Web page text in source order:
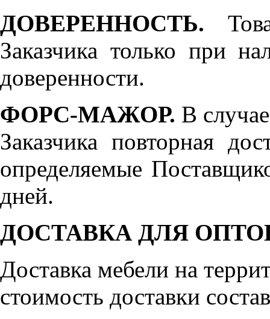
ДОВЕРЕННОСТЬ.
Заказчика только при
доверенности.
ФОРС-МАЖОР. В
Заказчика повторная
определяемые
дней.
ДОСТАВКА ДЛЯ
Доставка мебели на
стоимость доставки